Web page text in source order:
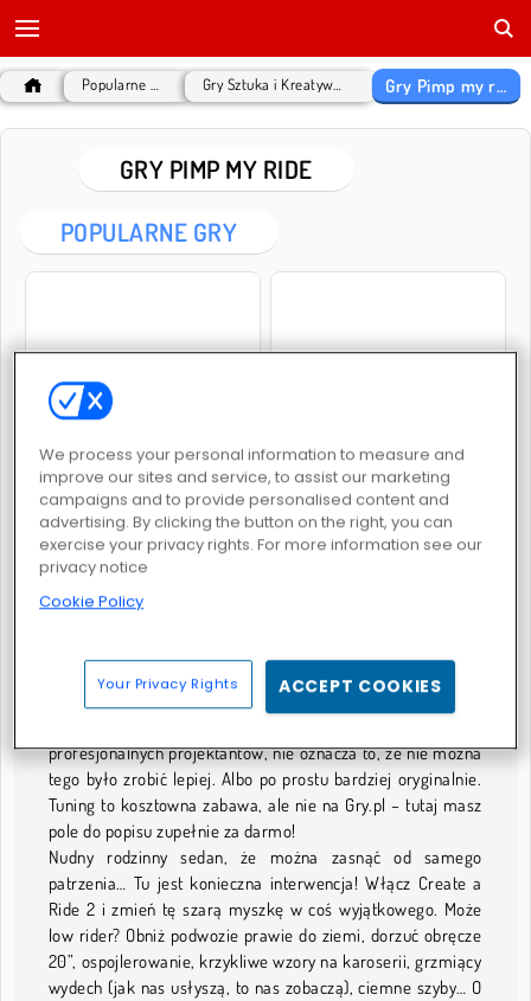
Gry Pimp my ride
GRY PIMP MY RIDE
POPULARNE GRY
GRY PIMP MY RIDE
Tuningowe szaleństwo
Parafrazując znane przysłowie, nie auto zdobi człowieka,
to, co opuszcza bramy fabryk znanych producentów, w
grach Pimp my ride masz okazję pokazać, jak to powinno
profesjonalnych projektantów, nie oznacza to, że nie można
tego było zrobić lepiej. Albo po prostu bardziej oryginalnie.
Tuning to kosztowna zabawa, ale nie na Gry.pl – tutaj masz
pole do popisu zupełnie za darmo!
Nudny rodzinny sedan, że można zasnąć od samego
patrzenia… Tu jest konieczna interwencja! Włącz Create a
Ride 2 i zmień tę szarą myszkę w coś wyjątkowego. Może
low rider? Obniż podwozie prawie do ziemi, dorzuć obręcze
20”, ospojlerowanie, krzykliwe wzory na karoserii, grzmiący
wydech (jak nas usłyszą, to nas zobaczą), ciemne szyby… O
We process your personal information to measure and
improve our sites and service, to assist our marketing
campaigns and to provide personalised content and
advertising. By clicking the button on the right, you can
exercise your privacy rights. For more information see our
privacy notice
Cookie Policy
Your Privacy Rights ACCEPT COOKIES